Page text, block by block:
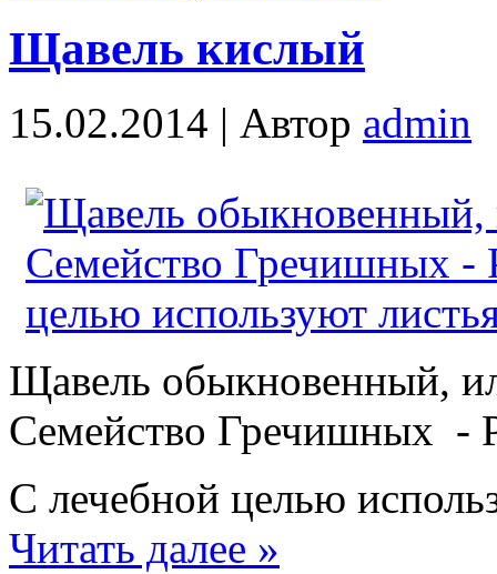
Щавель кислый
15.02.2014 | Автор admin
Щавель обыкновенный,
Семейство Гречишных -
С лечебной целью
Читать далее »